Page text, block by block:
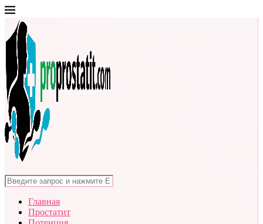
Главная
Простатит